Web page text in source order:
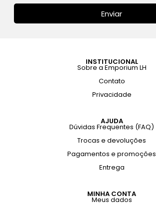
Enviar
INSTITUCIONAL
Sobre a Emporium LH
Contato
Privacidade
AJUDA
Dúvidas Frequentes (FAQ)
Trocas e devoluções
Pagamentos e promoções
Entrega
MINHA CONTA
Meus dados